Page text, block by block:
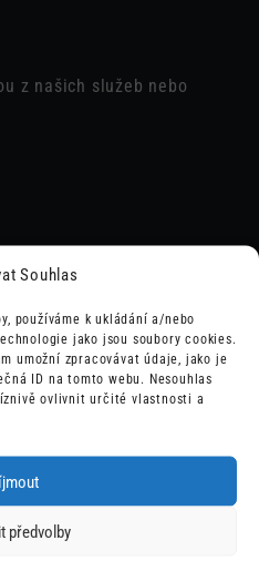
Souhlas
používáme k ukládání a/nebo
jako jsou soubory cookies.
umožní zpracovávat údaje, jako je
ID na tomto webu. Nesouhlas
ovlivnit určité vlastnosti a
předvolby
z našich služeb nebo